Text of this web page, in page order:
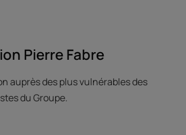
Pierre Fabre
auprès des plus vulnérables des
du Groupe.